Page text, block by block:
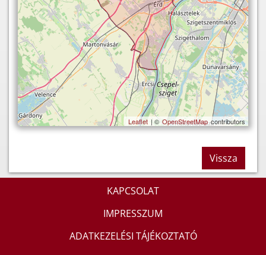
Leaflet | © OpenStreetMapcontributors
Vissza
KAPCSOLAT
IMPRESSZUM
ADATKEZELÉSI TÁJÉKOZTATÓ